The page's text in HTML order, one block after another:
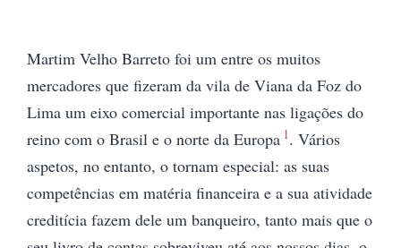
Martim Velho Barreto foi um entre os muitos
mercadores que fizeram da vila de Viana da Foz do
Lima um eixo comercial importante nas ligações do
reino com o Brasil e o norte da Europa 1. Vários
aspetos, no entanto, o tornam especial: as suas
competências em matéria financeira e a sua atividade
creditícia fazem dele um banqueiro, tanto mais que o